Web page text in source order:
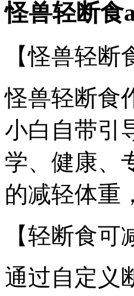
怪兽轻断食
【怪兽轻
怪兽轻断食
小白自带引
学、健康、
的减轻体重
【轻断食可
通过自定义